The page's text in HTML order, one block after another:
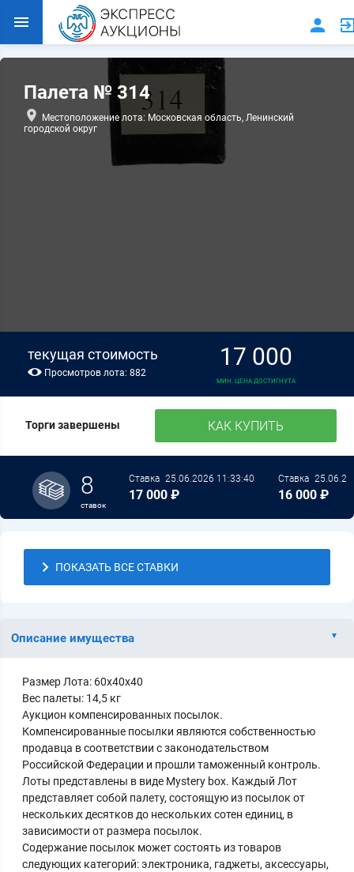
Палета № 314
Местоположение лота: Московская область, Ленинский
городской округ
текущая стоимость
Просмотров лота: 882
17 000
МИН. ЦЕНА ДОСТИГНУТА
Торги завершены КАК КУПИТЬ
8
ставок
Ставка 25.06.2026 11:33:40
17 000 ₽
Ставка
16 000 ₽
ПОКАЗАТЬ ВСЕ СТАВКИ
Описание имущества
Размер Лота: 60x40x40
Вес палеты: 14,5 кг
Аукцион компенсированных посылок.
Компенсированные посылки являются собственностью
продавца в соответствии с законодательством
Российской Федерации и прошли таможенный контроль.
Лоты представлены в виде Mystery box. Каждый Лот
представляет собой палету, состоящую из посылок от
нескольких десятков до нескольких сотен единиц, в
зависимости от размера посылок.
Содержание посылок может состоять из товаров
следующих категорий: электроника, гаджеты, аксессуары,